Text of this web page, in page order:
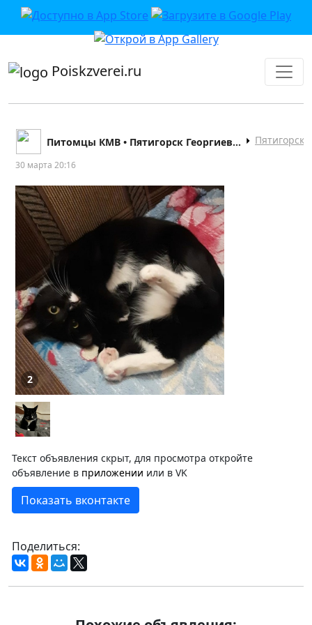
приложении или в VK">
Poiskzverei.ru
Питомцы КМВ • Пятигорск Георгиевск Кисловодск Пятигорск
30 марта 20:16
2
Текст объявления скрыт, для просмотра откройте
объявление в приложении или в VK
Показать вконтакте
Поделиться: